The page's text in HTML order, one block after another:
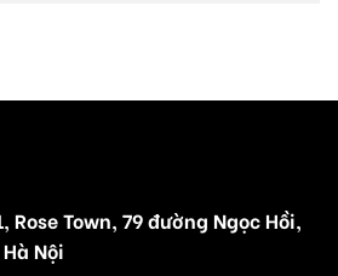
Rose Town, 79 đường Ngọc Hồi,
Nội